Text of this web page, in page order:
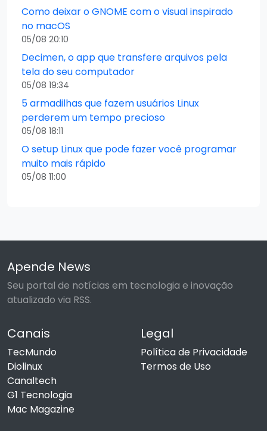
Como deixar o GNOME com o visual inspirado
no macOS
05/08 20:10
Decimen, o app que transfere arquivos pela
tela do seu computador
05/08 19:34
5 armadilhas que fazem usuários Linux
perderem um tempo precioso
05/08 18:11
O setup Linux que pode fazer você programar
muito mais rápido
05/08 11:00
Apende News
Seu portal de notícias em tecnologia e inovação
atualizado via RSS.
Canais
TecMundo
Diolinux
Canaltech
G1 Tecnologia
Mac Magazine
Legal
Política de Privacidade
Termos de Uso